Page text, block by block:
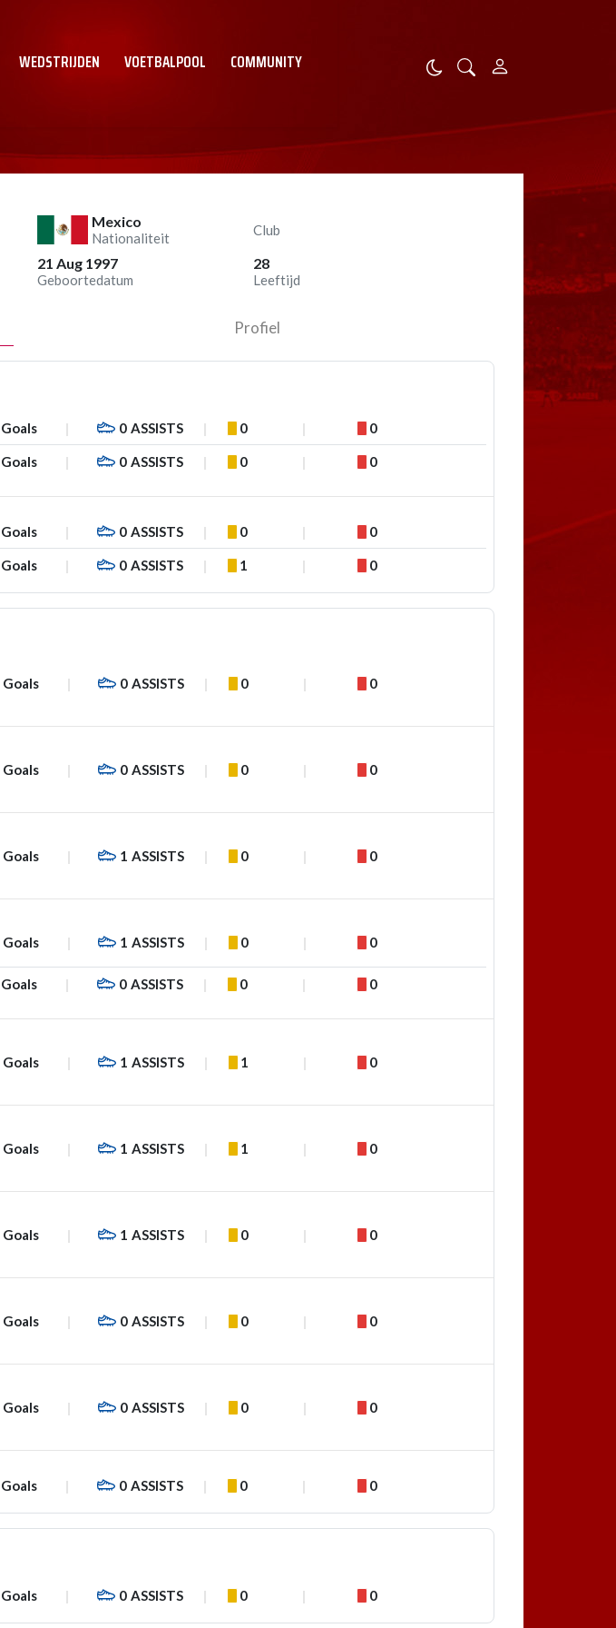
WEDSTRIJDEN VOETBALPOOL COMMUNITY
Mexico
Nationaliteit
Club
21 Aug 1997
Geboortedatum
28
Leeftijd
Profiel
Goals 0 ASSISTS 0 0
Goals 0 ASSISTS 0 0
Goals 0 ASSISTS 0 0
Goals 0 ASSISTS 1 0
Goals 0 ASSISTS 0 0
Goals 0 ASSISTS 0 0
Goals 1 ASSISTS 0 0
Goals 1 ASSISTS 0 0
Goals 0 ASSISTS 0 0
Goals 1 ASSISTS 1 0
Goals 1 ASSISTS 1 0
Goals 1 ASSISTS 0 0
Goals 0 ASSISTS 0 0
Goals 0 ASSISTS 0 0
Goals 0 ASSISTS 0 0
Goals 0 ASSISTS 0 0